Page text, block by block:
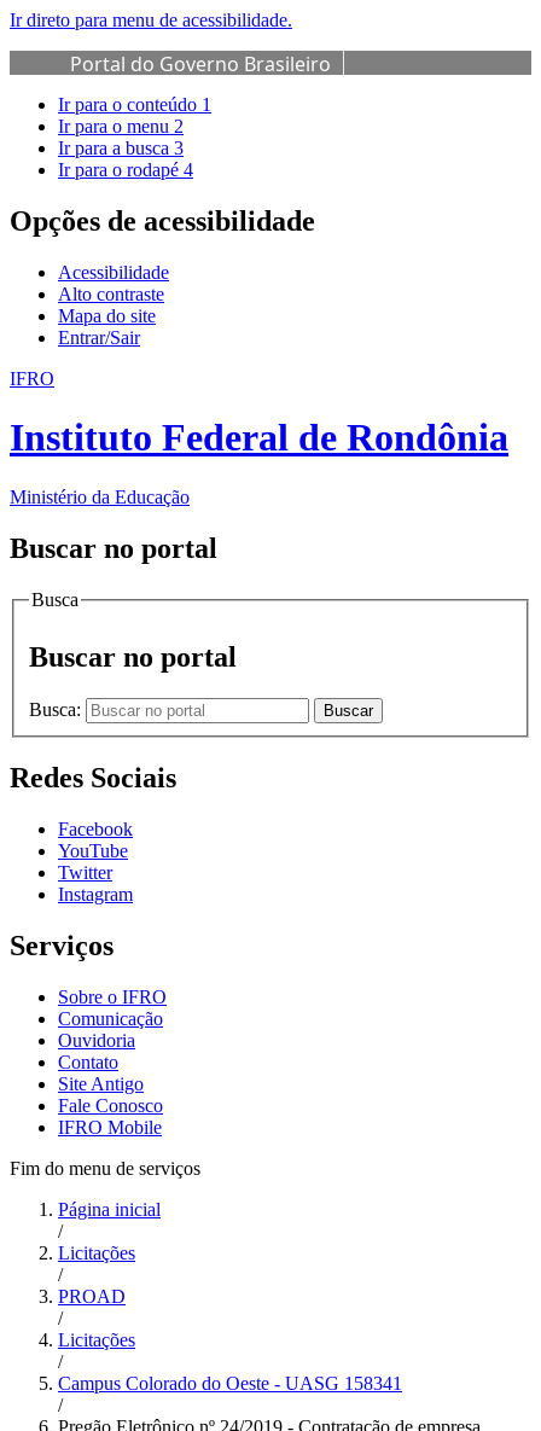
Ir direto para menu de acessibilidade.
Portal do Governo Brasileiro
Ir para o conteúdo 1
Ir para o menu 2
Ir para a busca 3
Ir para o rodapé 4
Opções de acessibilidade
Acessibilidade
Alto contraste
Mapa do site
Entrar/Sair
IFRO
Instituto Federal de Rondônia
Ministério da Educação
Buscar no portal
Busca
Buscar no portal
Busca: Buscar
Redes Sociais
Facebook
YouTube
Twitter
Instagram
Serviços
Sobre o IFRO
Comunicação
Ouvidoria
Contato
Site Antigo
Fale Conosco
IFRO Mobile
Fim do menu de serviços
Página inicial
/
Licitações
/
PROAD
/
Licitações
/
Campus Colorado do Oeste - UASG 158341
/
Pregão Eletrônico nº 24/2019 - Contratação de empresa